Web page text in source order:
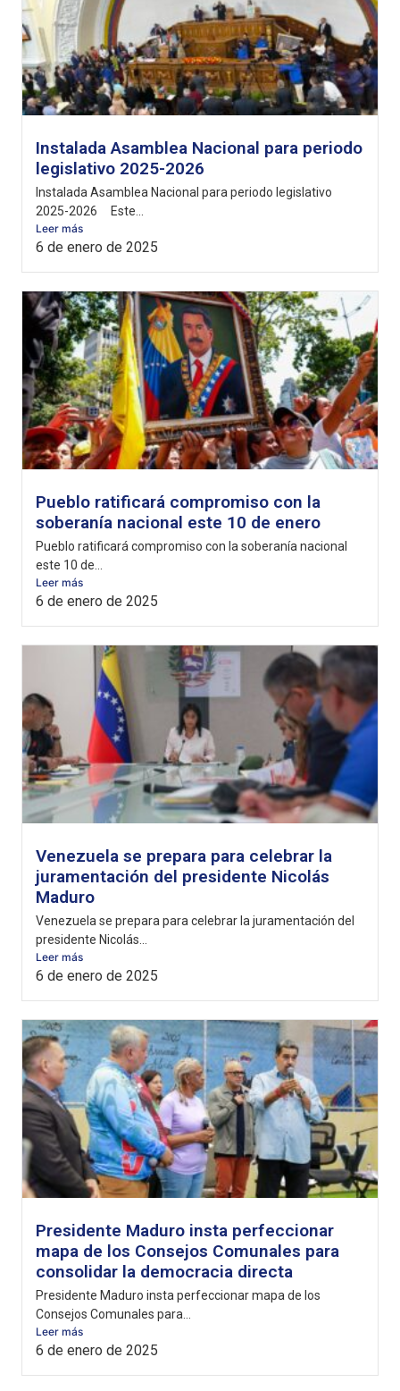
Instalada Asamblea Nacional para periodo
legislativo 2025-2026
Instalada Asamblea Nacional para periodo legislativo
2025-2026 Este...
Leer más
6 de enero de 2025
Pueblo ratificará compromiso con la
soberanía nacional este 10 de enero
Pueblo ratificará compromiso con la soberanía nacional
este 10 de...
Leer más
6 de enero de 2025
Venezuela se prepara para celebrar la
juramentación del presidente Nicolás
Maduro
Venezuela se prepara para celebrar la juramentación del
presidente Nicolás...
Leer más
6 de enero de 2025
Presidente Maduro insta perfeccionar
mapa de los Consejos Comunales para
consolidar la democracia directa
Presidente Maduro insta perfeccionar mapa de los
Consejos Comunales para...
Leer más
6 de enero de 2025